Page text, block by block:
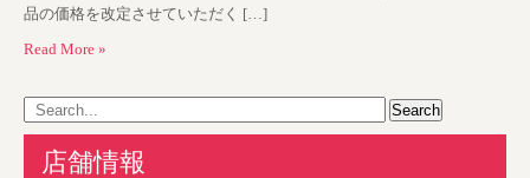
品の価格を改定させていただく […]
Read More »
店舗情報